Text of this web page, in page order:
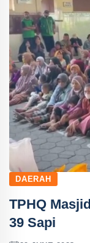
DAERAH
TPHQ
39 Sapi